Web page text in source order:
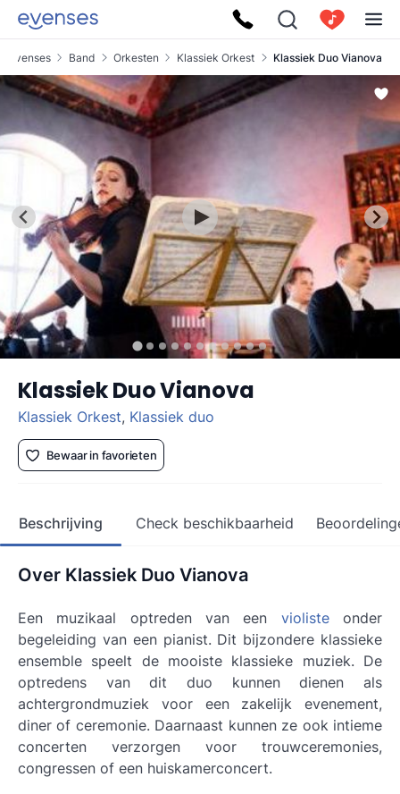
Evenses Band Orkesten Klassiek Orkest Klassiek Duo Vianova
Klassiek Duo Vianova
Klassiek Orkest, Klassiek duo
Bewaar in favorieten
Beschrijving Check beschikbaarheid
Over Klassiek Duo Vianova
Een muzikaal optreden van een violisteonder
begeleiding van een pianist. Dit bijzondere klassieke
ensemble speelt de mooiste klassieke muziek. De
optredens van dit duo kunnen dienen als
achtergrondmuziek voor een zakelijk evenement,
diner of ceremonie. Daarnaast kunnen ze ook intieme
concerten verzorgen voor trouwceremonies,
congressen of een huiskamerconcert.